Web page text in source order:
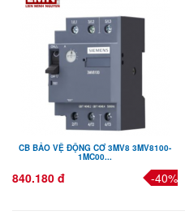
CB BẢO VỆ ĐỘNG CƠ 3MV8 3MV8100-
1MC00...
840.180 đ -40%